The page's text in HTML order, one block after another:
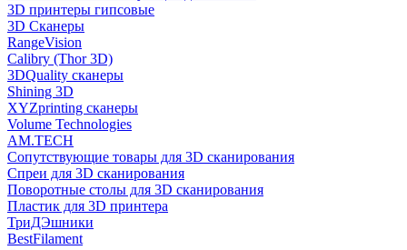
3D принтеры гипсовые
3D Сканеры
RangeVision
Calibry (Thor 3D)
3DQuality сканеры
Shining 3D
XYZprinting сканеры
Volume Technologies
AM.TECH
Сопутствующие товары для 3D сканирования
Спреи для 3D сканирования
Поворотные столы для 3D сканирования
Пластик для 3D принтера
ТриДЭшники
BestFilament